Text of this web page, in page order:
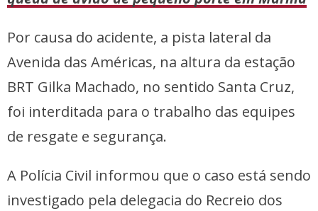
Por causa do acidente, a pista lateral da
Avenida das Américas, na altura da estação
BRT Gilka Machado, no sentido Santa Cruz,
foi interditada para o trabalho das equipes
de resgate e segurança.
A Polícia Civil informou que o caso está sendo
investigado pela delegacia do Recreio dos